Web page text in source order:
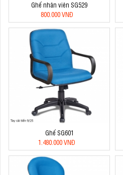
Ghế nhân viên SG529
800.000 VNĐ
Ghế SG601
1.480.000 VNĐ